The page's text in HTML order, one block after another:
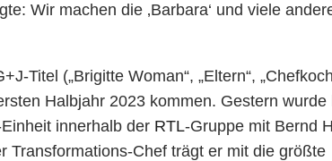
Wir machen die ‚Barbara‘ und viele
Titel („Brigitte Woman“, „Eltern“,
Halbjahr 2023 kommen. Gestern wurde
innerhalb der RTL-Gruppe mit Bernd
Transformations-Chef trägt er mit die größte